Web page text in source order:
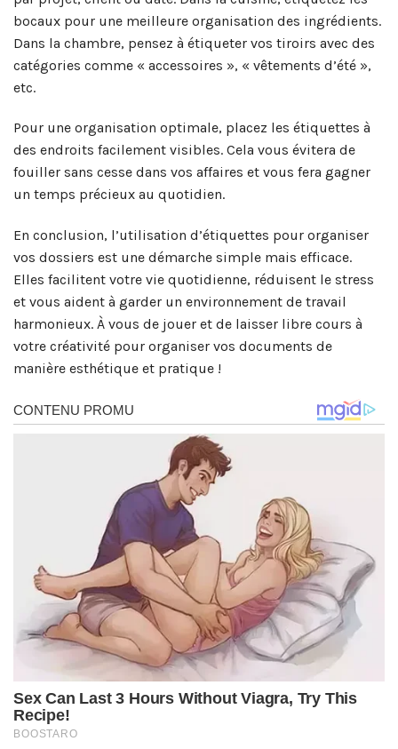
bocaux pour une meilleure organisation des ingrédients.
Dans la chambre, pensez à étiqueter vos tiroirs avec des
catégories comme « accessoires », « vêtements d’été »,
etc.
Pour une organisation optimale, placez les étiquettes à
des endroits facilement visibles. Cela vous évitera de
fouiller sans cesse dans vos affaires et vous fera gagner
un temps précieux au quotidien.
En conclusion, l’utilisation d’étiquettes pour organiser
vos dossiers est une démarche simple mais efficace.
Elles facilitent votre vie quotidienne, réduisent le stress
et vous aident à garder un environnement de travail
harmonieux. À vous de jouer et de laisser libre cours à
votre créativité pour organiser vos documents de
manière esthétique et pratique !